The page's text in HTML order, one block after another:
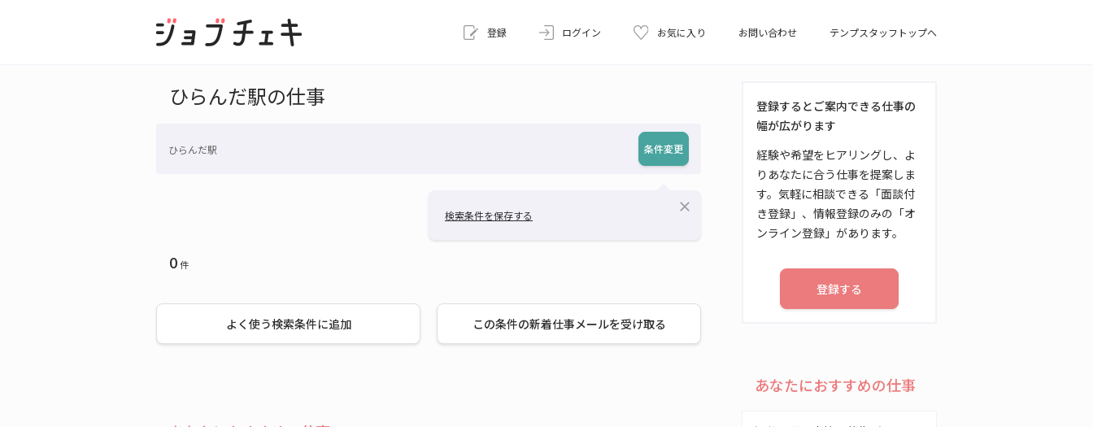
登録 ログイン お気に入り お問い合わせ テンプスタッフトップへ
ひらんだ駅の仕事
ひらんだ駅 条件変更
検索条件を保存する
close
0件
よく使う検索条件に追加 この条件の新着仕事メールを受け取る
登録するとご案内できる仕事の
幅が広がります
経験や希望をヒアリングし、よ
りあなたに合う仕事を提案しま
す。気軽に相談できる「面談付
き登録」、情報登録のみの「オ
ンライン登録」があります。
登録する
あなたにおすすめの仕事